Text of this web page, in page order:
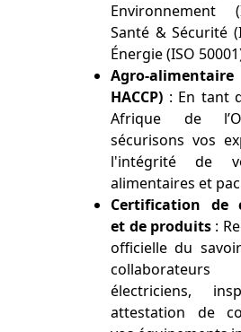
Environnement
Santé & Sécurité
Énergie (ISO
Agro-
HACCP) : En tant
Afrique de
sécurisons vos
l'intégrité de
alimentaires et
Certification de
et de produits :
officielle du
électriciens,
attestation de